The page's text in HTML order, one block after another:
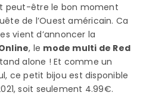
peut-être le bon moment
de l’Ouest américain. Ca
vient d’annoncer la
, le mode multi de Red
alone ! Et comme un
ce petit bijou est disponible
soit seulement 4.99€.